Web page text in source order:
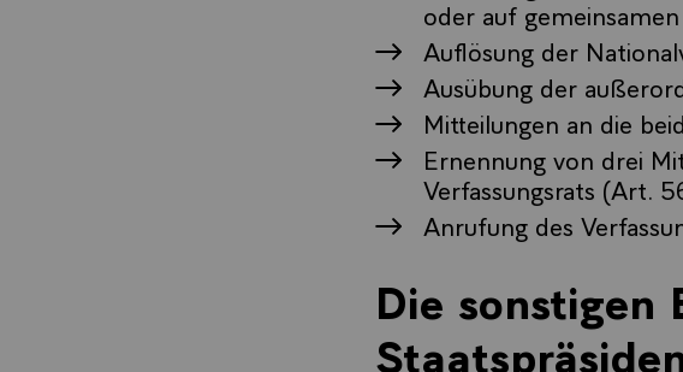
oder auf
Auflösung der
Ausübung der
Mitteilungen an die
Ernennung von drei
Verfassungsrats (Art.
Anrufung des
Die sonstigen